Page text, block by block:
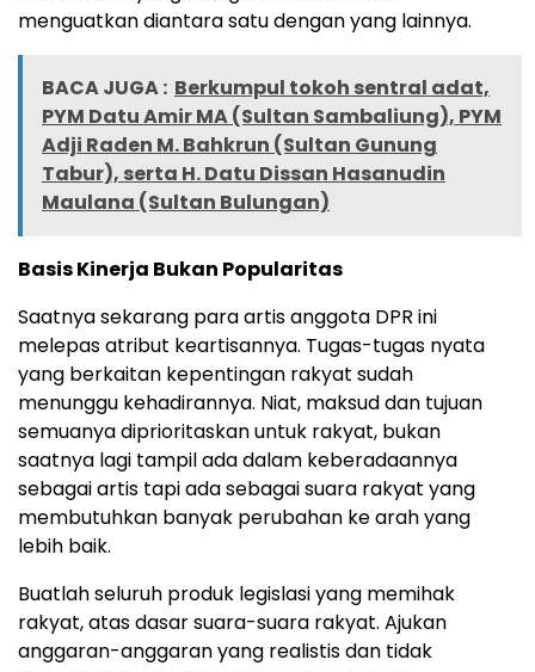
menguatkan diantara satu dengan yang lainnya.
BACA JUGA : Berkumpul tokoh sentral adat,
PYM Datu Amir MA (Sultan Sambaliung), PYM
Adji Raden M. Bahkrun (Sultan Gunung
Tabur), serta H. Datu Dissan Hasanudin
Maulana (Sultan Bulungan)
Basis Kinerja Bukan Popularitas
Saatnya sekarang para artis anggota DPR ini
melepas atribut keartisannya. Tugas-tugas nyata
yang berkaitan kepentingan rakyat sudah
menunggu kehadirannya. Niat, maksud dan tujuan
semuanya diprioritaskan untuk rakyat, bukan
saatnya lagi tampil ada dalam keberadaannya
sebagai artis tapi ada sebagai suara rakyat yang
membutuhkan banyak perubahan ke arah yang
lebih baik.
Buatlah seluruh produk legislasi yang memihak
rakyat, atas dasar suara-suara rakyat. Ajukan
anggaran-anggaran yang realistis dan tidak